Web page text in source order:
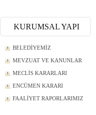
KURUMSAL YAPI
BELEDİYEMİZ
MEVZUAT VE KANUNLAR
MECLİS KARARLARI
ENCÜMEN KARARI
FAALİYET RAPORLARIMIZ